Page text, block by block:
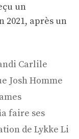
un
2021, après un
Carlile
Josh Homme
faire ses
de Lykke Li